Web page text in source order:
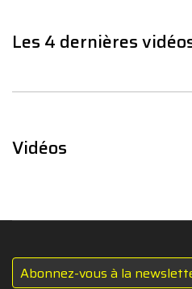
Les 4 dernières
Vidéos
Abonnez-vous à la